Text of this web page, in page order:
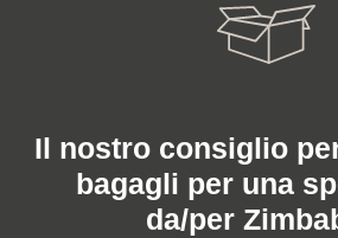
Il nostro consiglio
bagagli per una
da/per